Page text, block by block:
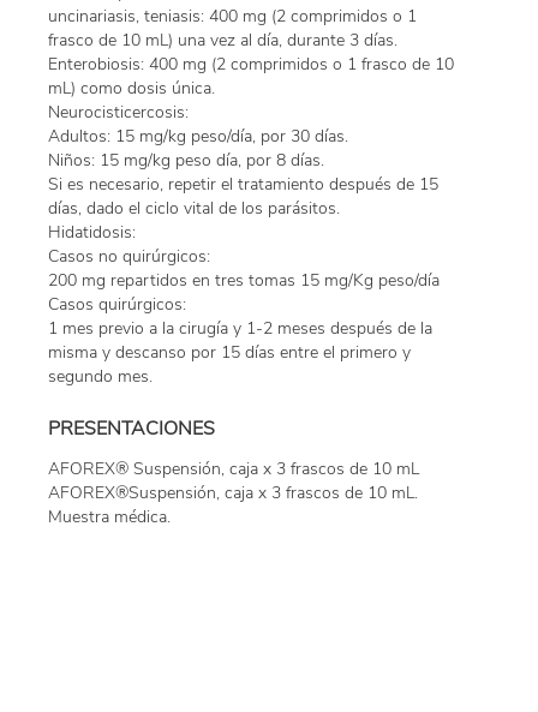
uncinariasis, teniasis: 400 mg (2 comprimidos o 1
frasco de 10 mL) una vez al día, durante 3 días.
Enterobiosis: 400 mg (2 comprimidos o 1 frasco de 10
mL) como dosis única.
Neurocisticercosis:
Adultos: 15 mg/kg peso/día, por 30 días.
Niños: 15 mg/kg peso día, por 8 días.
Si es necesario, repetir el tratamiento después de 15
días, dado el ciclo vital de los parásitos.
Hidatidosis:
Casos no quirúrgicos:
200 mg repartidos en tres tomas 15 mg/Kg peso/día
Casos quirúrgicos:
1 mes previo a la cirugía y 1-2 meses después de la
misma y descanso por 15 días entre el primero y
segundo mes.
PRESENTACIONES
AFOREX® Suspensión, caja x 3 frascos de 10 mL
AFOREX®Suspensión, caja x 3 frascos de 10 mL.
Muestra médica.